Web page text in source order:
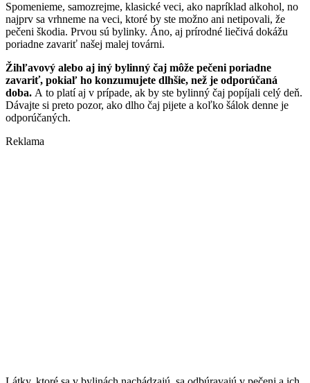
Spomenieme, samozrejme, klasické veci, ako napríklad alkohol, no
najprv sa vrhneme na veci, ktoré by ste možno ani netipovali, že
pečeni škodia. Prvou sú bylinky. Áno, aj prírodné liečivá dokážu
poriadne zavariť našej malej továrni.
Žihľavový alebo aj iný bylinný čaj môže pečeni poriadne
zavariť, pokiaľ ho konzumujete dlhšie, než je odporúčaná
doba. A to platí aj v prípade, ak by ste bylinný čaj popíjali celý deň.
Dávajte si preto pozor, ako dlho čaj pijete a koľko šálok denne je
odporúčaných.
Reklama